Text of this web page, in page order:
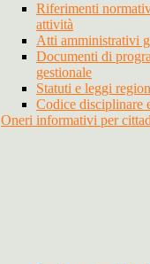
Riferimenti
attività
Atti amministrativi
Documenti di
gestionale
Statuti e leggi
Codice disciplinare
Oneri informativi per